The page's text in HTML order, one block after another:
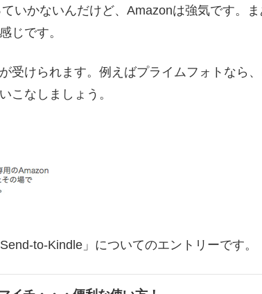
いかないんだけど、Amazonは強気です。
じです。
受けられます。例えばプライムフォトなら
こなしましょう。
to-Kindle」についてのエントリーです。